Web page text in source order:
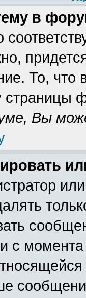
в
То,
страницы
Вы
с